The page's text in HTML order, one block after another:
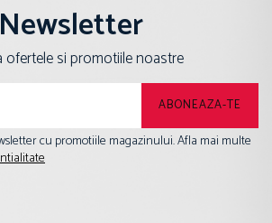
Newsletter
ofertele si promotiile noastre
cu promotiile magazinului. Afla mai multe